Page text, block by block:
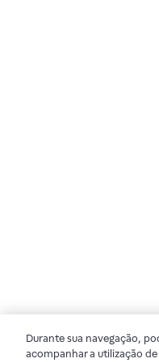
Durante sua navegação,
acompanhar a utilização